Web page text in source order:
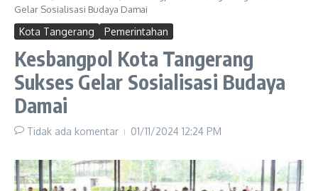
Gelar Sosialisasi Budaya Damai
Kota Tangerang Pemerintahan
Kesbangpol Kota Tangerang
Sukses Gelar Sosialisasi Budaya
Damai
Tidak ada komentar 01/11/2024 12:24 PM